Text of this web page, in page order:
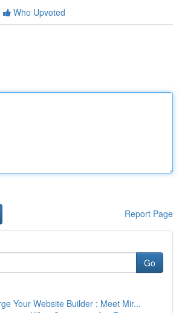
Who Upvoted
Report Page
Go
Your Website Builder : Meet Mir...